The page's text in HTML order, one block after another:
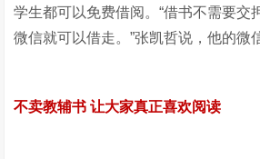
学生都可以免费借阅。“借书不需要交
微信就可以借走。”张凯哲说，他的微
不卖教辅书 让大家真正喜欢阅读